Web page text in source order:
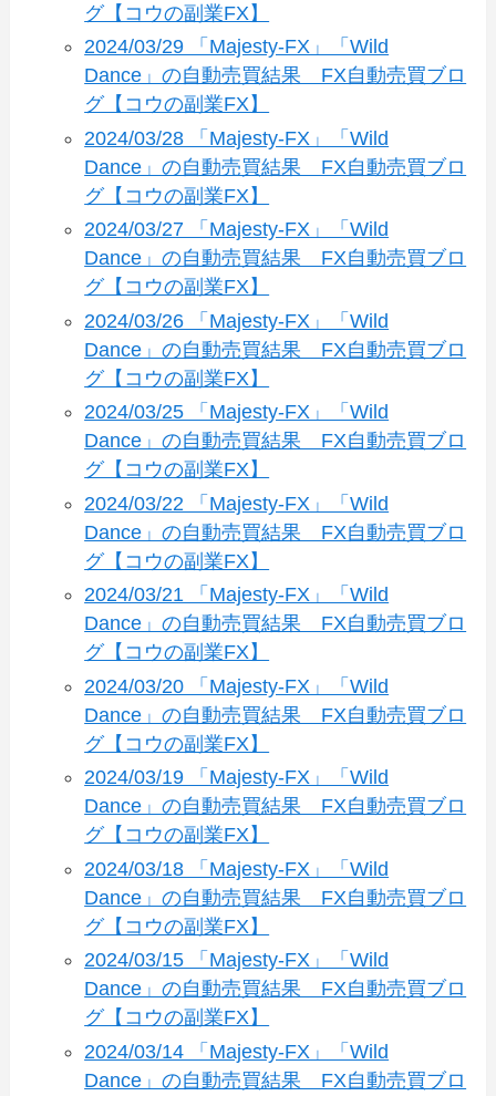
グ【コウの副業FX】
2024/03/29 「Majesty-FX」「Wild
Dance」の自動売買結果 FX自動売買ブロ
グ【コウの副業FX】
2024/03/28 「Majesty-FX」「Wild
Dance」の自動売買結果 FX自動売買ブロ
グ【コウの副業FX】
2024/03/27 「Majesty-FX」「Wild
Dance」の自動売買結果 FX自動売買ブロ
グ【コウの副業FX】
2024/03/26 「Majesty-FX」「Wild
Dance」の自動売買結果 FX自動売買ブロ
グ【コウの副業FX】
2024/03/25 「Majesty-FX」「Wild
Dance」の自動売買結果 FX自動売買ブロ
グ【コウの副業FX】
2024/03/22 「Majesty-FX」「Wild
Dance」の自動売買結果 FX自動売買ブロ
グ【コウの副業FX】
2024/03/21 「Majesty-FX」「Wild
Dance」の自動売買結果 FX自動売買ブロ
グ【コウの副業FX】
2024/03/20 「Majesty-FX」「Wild
Dance」の自動売買結果 FX自動売買ブロ
グ【コウの副業FX】
2024/03/19 「Majesty-FX」「Wild
Dance」の自動売買結果 FX自動売買ブロ
グ【コウの副業FX】
2024/03/18 「Majesty-FX」「Wild
Dance」の自動売買結果 FX自動売買ブロ
グ【コウの副業FX】
2024/03/15 「Majesty-FX」「Wild
Dance」の自動売買結果 FX自動売買ブロ
グ【コウの副業FX】
2024/03/14 「Majesty-FX」「Wild
Dance」の自動売買結果 FX自動売買ブロ